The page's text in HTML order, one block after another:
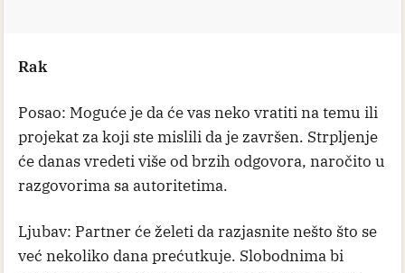
Rak
Posao: Moguće je da će vas neko vratiti na temu ili
projekat za koji ste mislili da je završen. Strpljenje
će danas vredeti više od brzih odgovora, naročito u
razgovorima sa autoritetima.
Ljubav: Partner će želeti da razjasnite nešto što se
već nekoliko dana prećutkuje. Slobodnima bi